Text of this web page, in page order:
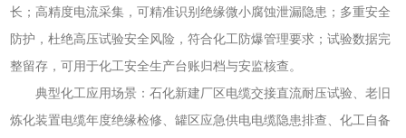
长；高精度电流采集，可精准识别绝缘微小腐蚀泄漏隐患；多重安全
防护，杜绝高压试验安全风险，符合化工防爆管理要求；试验数据完
整留存，可用于化工安全生产台账归档与安监核查。
典型化工应用场景：石化新建厂区电缆交接直流耐压试验、老旧
炼化装置电缆年度绝缘检修、罐区应急供电电缆隐患排查、化工自备